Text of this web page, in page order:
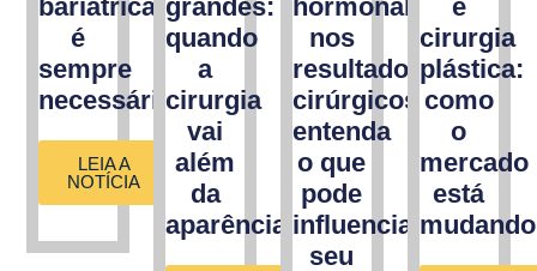
bariátrica
é
sempre
necessária?
LEIA A
NOTÍCIA
grandes:
quando
a
cirurgia
vai
além
da
aparência?
hormonal
nos
resultados
cirúrgicos:
entenda
o que
pode
influenciar
seu
e
cirurgia
plástica:
como
o
mercado
está